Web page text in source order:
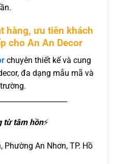
hàng, ưu tiên khách
cho An An Decor
chuyên thiết kế và cung
đa dạng mẫu mã và
từ tâm hồn⚡️
Phường An Nhơn, TP. Hồ